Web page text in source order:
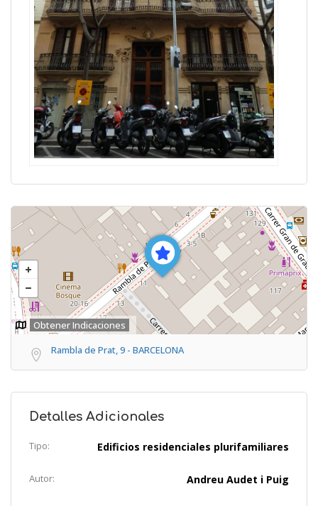
Obtener Indicaciones
Rambla de Prat, 9 - BARCELONA
Detalles Adicionales
Tipo: Edificios residenciales plurifamiliares
Autor: Andreu Audet i Puig